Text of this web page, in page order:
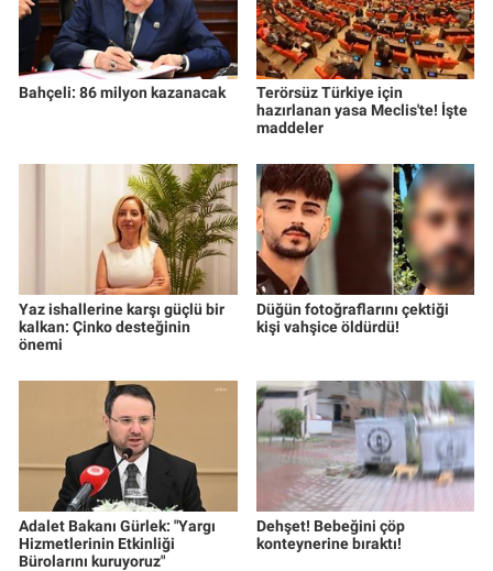
Bahçeli: 86 milyon kazanacak
Terörsüz Türkiye için
hazırlanan yasa Meclis'te! İşte
maddeler
Yaz ishallerine karşı güçlü bir
kalkan: Çinko desteğinin
önemi
Düğün fotoğraflarını çektiği
kişi vahşice öldürdü!
Adalet Bakanı Gürlek: "Yargı
Hizmetlerinin Etkinliği
Bürolarını kuruyoruz"
Dehşet! Bebeğini çöp
konteynerine bıraktı!